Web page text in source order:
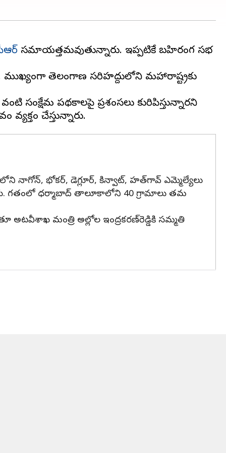
సమాయత్తమవుతున్నారు. ఇప్పటికే బహిరంగ సభ
ముఖ్యంగా తెలంగాణ సరిహద్దులోని మహారాష్ట్రకు
సంక్షేమ పథకాలపై ప్రశంసలు కురిపిస్తున్నారని
నాగోన్, భోకర్, డెగ్లూర్, కిన్వాట్, హత్‌గావ్ ఎమ్మెల్యేలు
గతంలో ధర్మాబాద్ తాలూకాలోని 40 గ్రామాలు తమ
అటవీశాఖ మంత్రి అల్లోల ఇంద్రకరణ్‌రెడ్డికి సమ్మతి